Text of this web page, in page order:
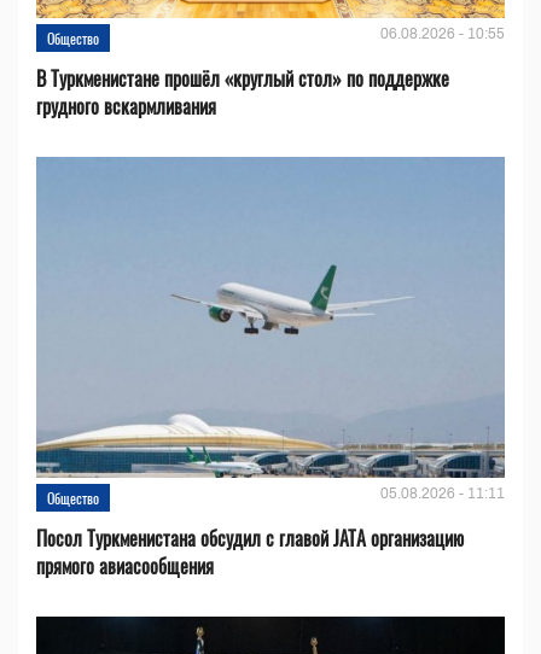
Общество 06.08.2026 - 10:55
В Туркменистане прошёл «круглый стол» по поддержке
грудного вскармливания
Общество 05.08.2026 - 11:11
Посол Туркменистана обсудил с главой JATA организацию
прямого авиасообщения